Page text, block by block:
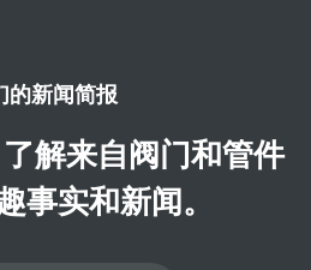
的新闻简报
解来自阀门和管件
事实和新闻。